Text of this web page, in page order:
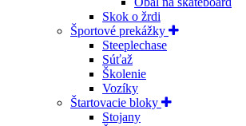
Skok o žrdi
Športové prekážky
Steeplechase
Súťaž
Školenie
Vozíky
Štartovacie bloky
Stojany